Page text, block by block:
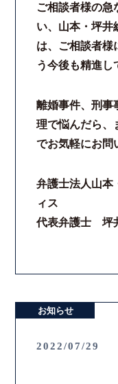
よくあるご質問
リモート相談
お知らせ
弁護士ブログ
法律相談コラム
サマークラーク・ウ
ご相談者様の急
い、山本・坪井
は、ご相談者様
う今後も精進し
離婚事件、刑事
理で悩んだら、
でお気軽にお問
弁護士法人山本
ィス
代表弁護士 坪
お知らせ
2022/07/29